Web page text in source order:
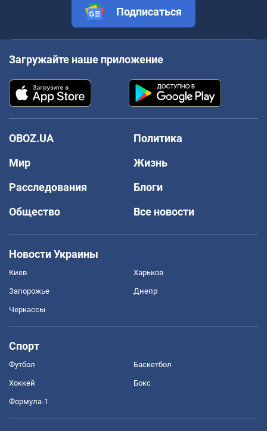
Подписаться
Загружайте наше приложение
OBOZ.UA
Политика
Мир
Жизнь
Расследования
Блоги
Общество
Все новости
Новости Украины
Киев Харьков
Запорожье Днепр
Черкассы
Спорт
Футбол Баскетбол
Хоккей Бокс
Формула-1